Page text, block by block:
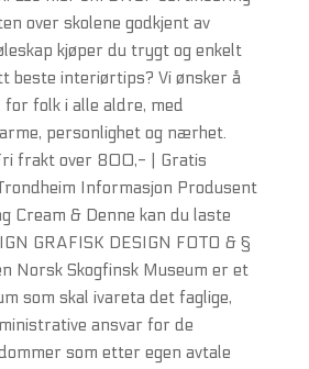
over skolene godkjent av
kjøper du trygt og enkelt
beste interiørtips? Vi ønsker å
folk i alle aldre, med
personlighet og nærhet.
frakt over 800,- | Gratis
Informasjon Produsent
Cream & Denne kan du laste
GRAFISK DESIGN FOTO & §
Norsk Skogfinsk Museum er et
som skal ivareta det faglige,
ansvar for de
som etter egen avtale